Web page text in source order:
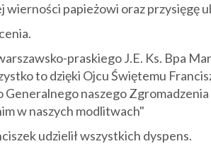
wierności papieżowi oraz przysięgę
praskiego J.E. Ks. Bpa
to dzięki Ojcu Świętemu
Generalnego naszego
w naszych modlitwach"
udzielił wszystkich dyspens.